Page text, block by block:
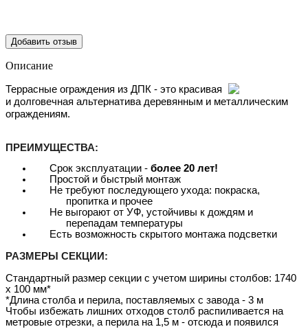
Добавить отзыв
Описание
Террасные ограждения из ДПК - это красивая
и долговечная альтернатива деревянным и металлическим
ограждениям.
ПРЕИМУЩЕСТВА:
Срок эксплуатации - более 20 лет!
Простой и быстрый монтаж
Не требуют последующего ухода: покраска,
пропитка и прочее
Не выгорают от УФ, устойчивы к дождям и
перепадам температуры
Есть возможность скрытого монтажа подсветки
РАЗМЕРЫ СЕКЦИИ:
Стандартный размер секции с учетом ширины столбов: 1740
х 100 мм*
*Длина столба и перила, поставляемых с завода - 3 м
Чтобы избежать лишних отходов столб распиливается на
метровые отрезки, а перила на 1,5 м - отсюда и появился